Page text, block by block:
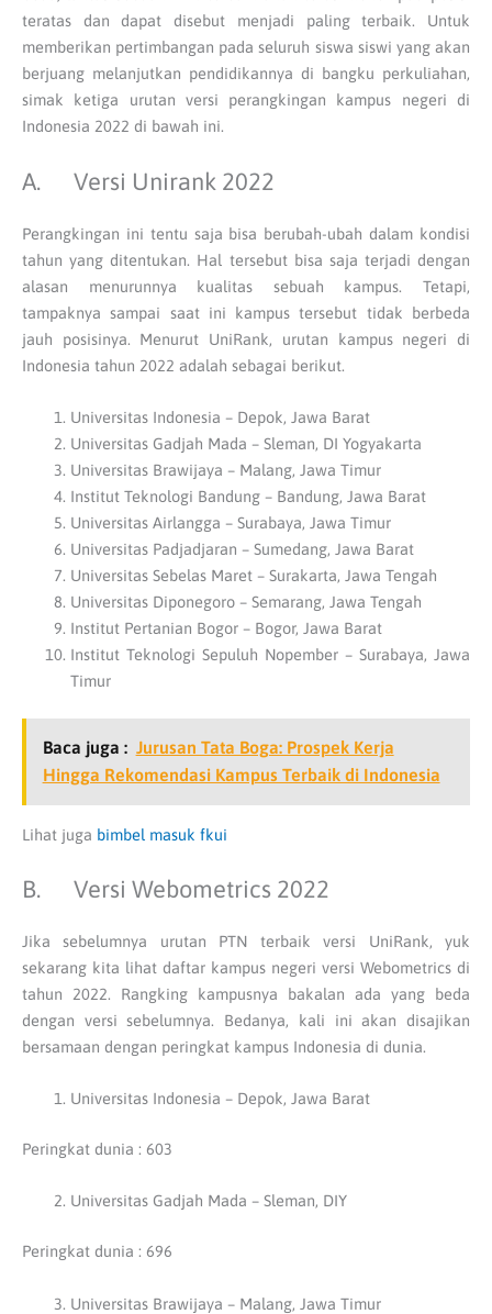
teratas dan dapat disebut menjadi paling terbaik. Untuk
memberikan pertimbangan pada seluruh siswa siswi yang akan
berjuang melanjutkan pendidikannya di bangku perkuliahan,
simak ketiga urutan versi perangkingan kampus negeri di
Indonesia 2022 di bawah ini.
A. Versi Unirank 2022
Perangkingan ini tentu saja bisa berubah-ubah dalam kondisi
tahun yang ditentukan. Hal tersebut bisa saja terjadi dengan
alasan menurunnya kualitas sebuah kampus. Tetapi,
tampaknya sampai saat ini kampus tersebut tidak berbeda
jauh posisinya. Menurut UniRank, urutan kampus negeri di
Indonesia tahun 2022 adalah sebagai berikut.
Universitas Indonesia – Depok, Jawa Barat
Universitas Gadjah Mada – Sleman, DI Yogyakarta
Universitas Brawijaya – Malang, Jawa Timur
Institut Teknologi Bandung – Bandung, Jawa Barat
Universitas Airlangga – Surabaya, Jawa Timur
Universitas Padjadjaran – Sumedang, Jawa Barat
Universitas Sebelas Maret – Surakarta, Jawa Tengah
Universitas Diponegoro – Semarang, Jawa Tengah
Institut Pertanian Bogor – Bogor, Jawa Barat
Institut Teknologi Sepuluh Nopember – Surabaya, Jawa
Timur
Baca juga : Jurusan Tata Boga: Prospek Kerja
Hingga Rekomendasi Kampus Terbaik di Indonesia
Lihat juga bimbel masuk fkui
B. Versi Webometrics 2022
Jika sebelumnya urutan PTN terbaik versi UniRank, yuk
sekarang kita lihat daftar kampus negeri versi Webometrics di
tahun 2022. Rangking kampusnya bakalan ada yang beda
dengan versi sebelumnya. Bedanya, kali ini akan disajikan
bersamaan dengan peringkat kampus Indonesia di dunia.
Universitas Indonesia – Depok, Jawa Barat
Peringkat dunia : 603
Universitas Gadjah Mada – Sleman, DIY
Peringkat dunia : 696
Universitas Brawijaya – Malang, Jawa Timur